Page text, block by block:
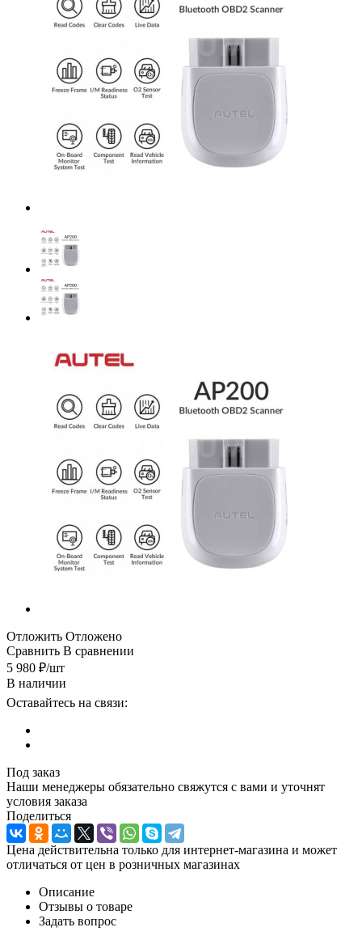
Отложить Отложено
Сравнить В сравнении
5 980 ₽/шт
В наличии
Оставайтесь на связи:
Под заказ
Наши менеджеры обязательно свяжутся с вами и уточнят
условия заказа
Поделиться
Цена действительна только для интернет-магазина и может
отличаться от цен в розничных магазинах
Описание
Отзывы о товаре
Задать вопрос